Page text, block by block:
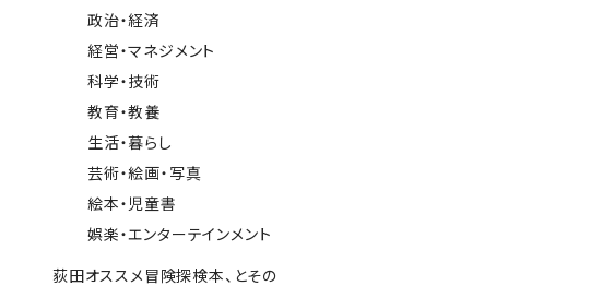
政治・経済
経営・マネジメント
科学・技術
教育・教養
生活・暮らし
芸術・絵画・写真
絵本・児童書
娯楽・エンターテインメント
荻田オススメ冒険探検本、とその